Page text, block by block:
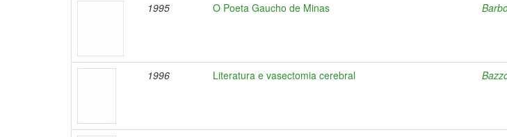
1995 O Poeta Gaucho de Minas
1996 Literatura e vasectomia cerebral